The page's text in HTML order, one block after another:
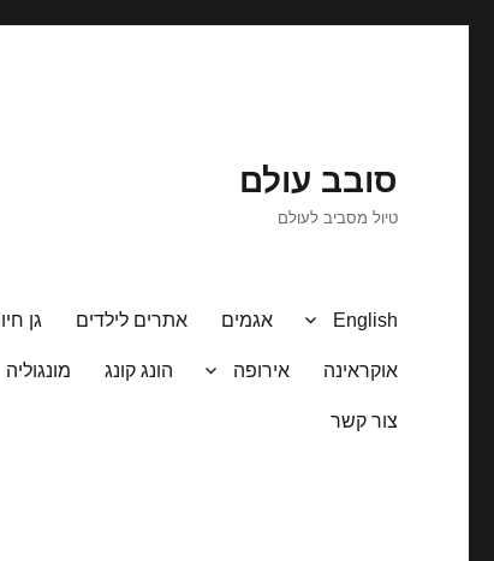
סובב עולם
טיול מסביב לעולם
English אגמים אתרים לילדים גן
אוקראינה אירופה הונג קונג מונגוליה
צור קשר